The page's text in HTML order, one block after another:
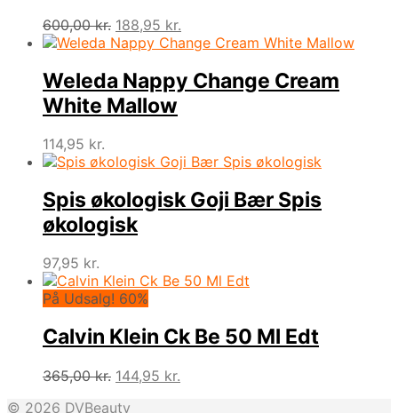
600,00kr. Den
oprindelige
var:
600,00 kr..
188,95 kr.
aktuelle
er:
188,95 kr..
Weleda Nappy Change Cream
White Mallow
114,95 kr.
Spis økologisk Goji Bær Spis
økologisk
97,95 kr.
På Udsalg! 60%
Calvin Klein Ck Be 50 Ml Edt
365,00kr. Den
144,95 kr.
© 2026 DVBeauty